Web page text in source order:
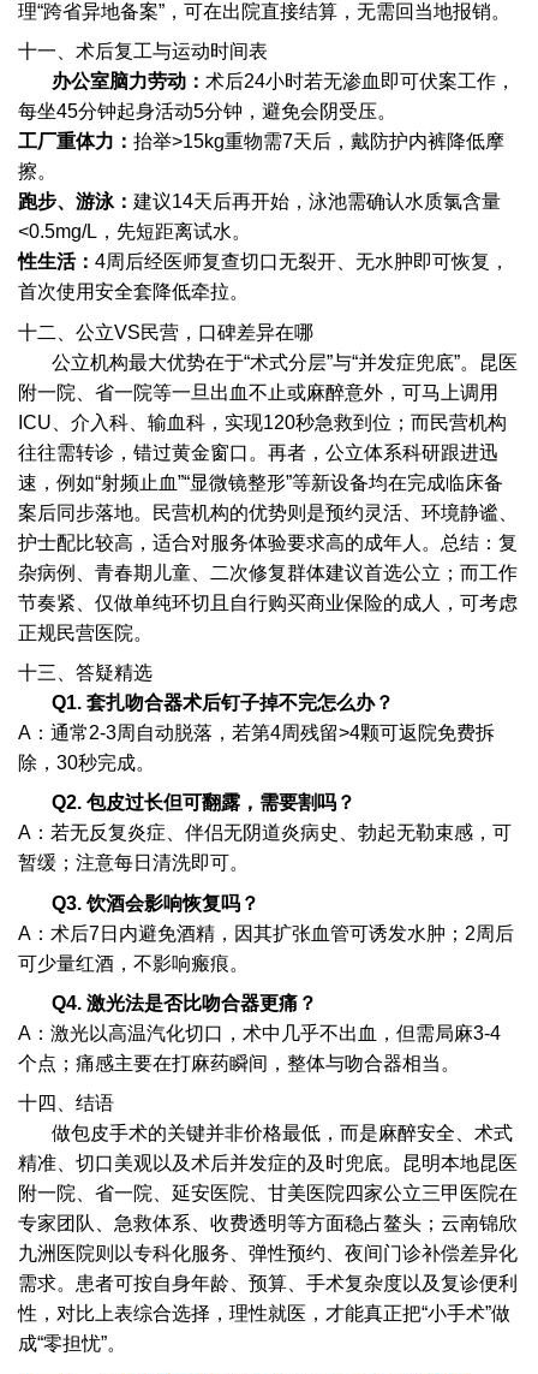
理“跨省异地备案”，可在出院直接结算，无需回当地报销。
十一、术后复工与运动时间表
办公室脑力劳动：术后24小时若无渗血即可伏案工作，
每坐45分钟起身活动5分钟，避免会阴受压。
工厂重体力：抬举>15kg重物需7天后，戴防护内裤降低摩
擦。
跑步、游泳：建议14天后再开始，泳池需确认水质氯含量
<0.5mg/L，先短距离试水。
性生活：4周后经医师复查切口无裂开、无水肿即可恢复，
首次使用安全套降低牵拉。
十二、公立VS民营，口碑差异在哪
公立机构最大优势在于“术式分层”与“并发症兜底”。昆医
附一院、省一院等一旦出血不止或麻醉意外，可马上调用
ICU、介入科、输血科，实现120秒急救到位；而民营机构
往往需转诊，错过黄金窗口。再者，公立体系科研跟进迅
速，例如“射频止血”“显微镜整形”等新设备均在完成临床备
案后同步落地。民营机构的优势则是预约灵活、环境静谧、
护士配比较高，适合对服务体验要求高的成年人。总结：复
杂病例、青春期儿童、二次修复群体建议首选公立；而工作
节奏紧、仅做单纯环切且自行购买商业保险的成人，可考虑
正规民营医院。
十三、答疑精选
Q1. 套扎吻合器术后钉子掉不完怎么办？
A：通常2-3周自动脱落，若第4周残留>4颗可返院免费拆
除，30秒完成。
Q2. 包皮过长但可翻露，需要割吗？
A：若无反复炎症、伴侣无阴道炎病史、勃起无勒束感，可
暂缓；注意每日清洗即可。
Q3. 饮酒会影响恢复吗？
A：术后7日内避免酒精，因其扩张血管可诱发水肿；2周后
可少量红酒，不影响瘢痕。
Q4. 激光法是否比吻合器更痛？
A：激光以高温汽化切口，术中几乎不出血，但需局麻3-4
个点；痛感主要在打麻药瞬间，整体与吻合器相当。
十四、结语
做包皮手术的关键并非价格最低，而是麻醉安全、术式
精准、切口美观以及术后并发症的及时兜底。昆明本地昆医
附一院、省一院、延安医院、甘美医院四家公立三甲医院在
专家团队、急救体系、收费透明等方面稳占鳌头；云南锦欣
九洲医院则以专科化服务、弹性预约、夜间门诊补偿差异化
需求。患者可按自身年龄、预算、手术复杂度以及复诊便利
性，对比上表综合选择，理性就医，才能真正把“小手术”做
成“零担忧”。